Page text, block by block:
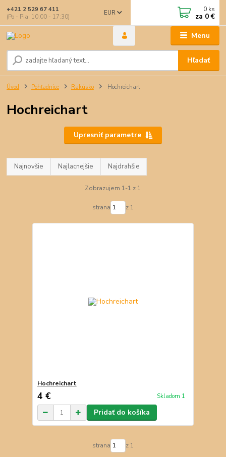
Menu
EUR
Hľadať
+421 2 529 67 411
(Po - Pia: 10:00 - 17:30)
0 ks
za 0 €
Úvod Pohľadnice Rakúsko Hochreichart
Hochreichart
Upresniť parametre
Najnovšie Najlacnejšie Najdrahšie
Zobrazujem 1-1 z 1
strana z 1
Hochreichart
4 € Skladom 1
Pridať do košíka
strana z 1